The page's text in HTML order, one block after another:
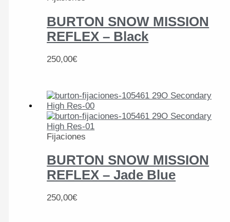
BURTON SNOW MISSION
REFLEX – Black
250,00€
Fijaciones
BURTON SNOW MISSION
REFLEX – Jade Blue
250,00€